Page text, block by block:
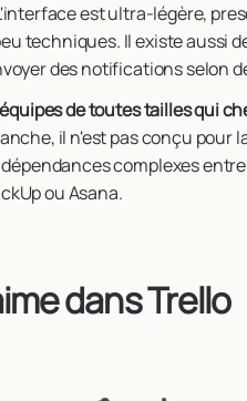
est ultra-légère,
techniques. Il existe aussi
des notifications selon
de toutes tailles qui
il n'est pas conçu pour
complexes
ou Asana.
dans Trello